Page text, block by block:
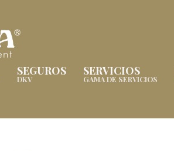
SEGUROS
DKV
SERVICIOS
GAMA DE SERVICIOS